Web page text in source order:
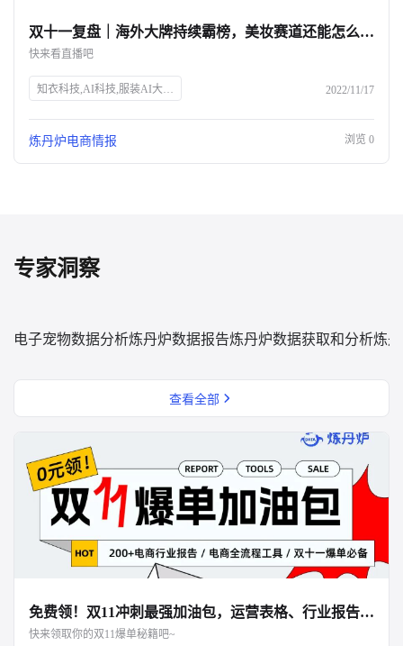
双十一复盘｜海外大牌持续霸榜，美妆赛道还能怎么玩？-杭州知衣科技
快来看直播吧
知衣科技,AI科技,服装AI大数据,双十一,美妆行业,数据洞察,电商直播,炼丹炉Talk,张杨,解数咨询,电商趋势,GMV分析,市场变化,品牌增长,获客成本,未来趋势 2022/11/17
炼丹炉电商情报 浏览 0
专家洞察
电子宠物数据分析炼丹炉数据报告炼丹炉数据获取和分析炼
查看全部
免费领！双11冲刺最强加油包，运营表格、行业报告、面试资料全都有！
快来领取你的双11爆单秘籍吧~